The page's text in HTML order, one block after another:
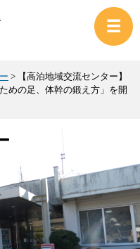
>
【高泊地域交流センター】
めの足、体幹の鍛え方」を開